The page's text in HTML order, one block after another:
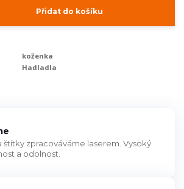
Přidat do košíku
koženka
Hadladla
štítky zpracováváme laserem. Vysoký
a odolnost.